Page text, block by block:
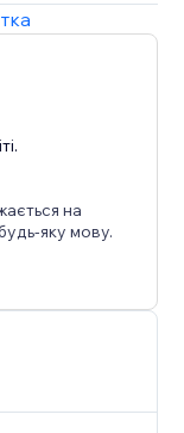
holiday music
free songs
seasons,
& controls
на
яку мову.